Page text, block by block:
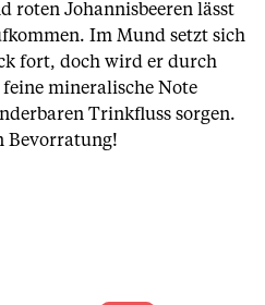
roten Johannisbeeren lässt
Im Mund setzt sich
fort, doch wird er durch
mineralische Note
Trinkfluss sorgen.
Bevorratung!